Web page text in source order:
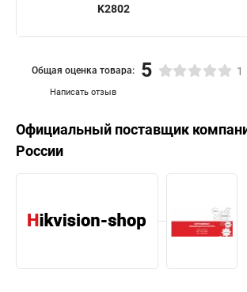
K2802
Написать отзыв
Общая оценка товара: 5 1
Официальный поставщик
России